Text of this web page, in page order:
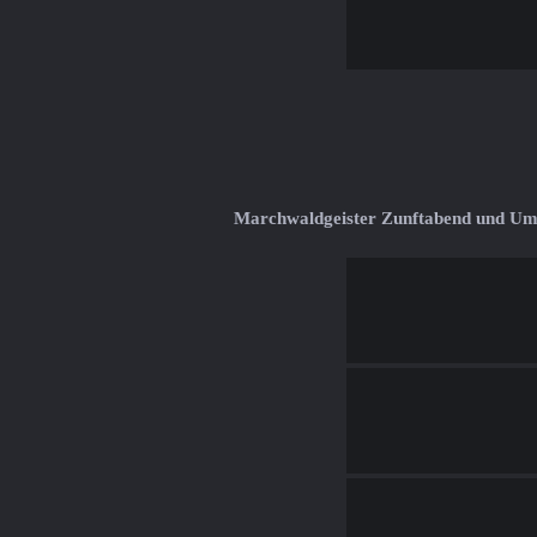
Marchwaldgeister Zunftabend und